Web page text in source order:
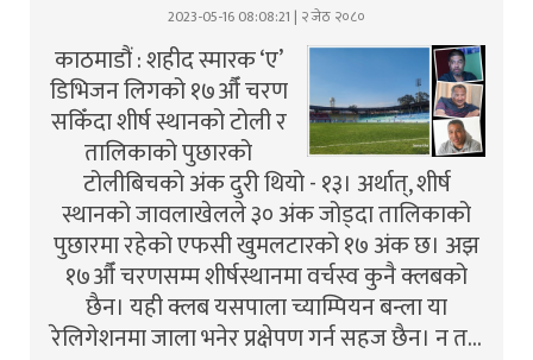
2023-05-16 08:08:21 | २ जेठ २०८०
काठमाडौं : शहीद स्मारक ‘ए’
डिभिजन लिगको १७औँ चरण
सकिँदा शीर्ष स्थानको टोली र
तालिकाको पुछारको
टोलीबिचको अंक दुरी थियो - १३। अर्थात्, शीर्ष
स्थानको जावलाखेलले ३० अंक जोड्दा तालिकाको
पुछारमा रहेको एफसी खुमलटारको १७ अंक छ। अझ
१७औँ चरणसम्म शीर्षस्थानमा वर्चस्व कुनै क्लबको
छैन। यही क्लब यसपाला च्याम्पियन बन्ला या
रेलिगेशनमा जाला भनेर प्रक्षेपण गर्न सहज छैन। न त…